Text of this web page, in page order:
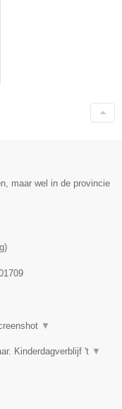
maar wel in de provincie
)
▼
Kinderdagverblijf 't ▼